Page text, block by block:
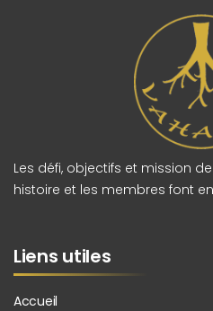
Les défi, objectifs et mission
histoire et les membres font
Liens utiles
Accueil